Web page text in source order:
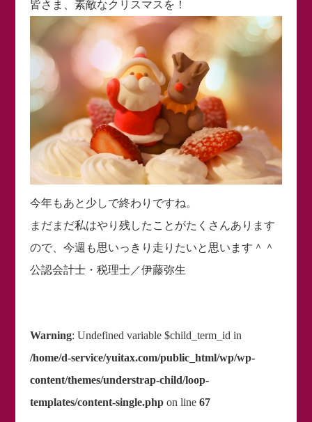
皆さま、素敵なクリスマスを！
今年もあと少しで終わりですね。
まだまだ私はやり残したことがたくさんあります
ので、今週も思いっきり走りたいと思います＾＾
公認会計士・税理士／伊藤弥生
Warning: Undefined variable $child_term_id in
/home/d-service/yuitax.com/public_html/wp/wp-
content/themes/understrap-child/loop-
templates/content-single.phpon line 67